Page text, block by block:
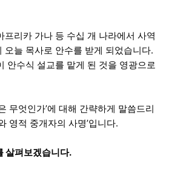
프리카 가나 등 수십 개 나라에서 사역
오늘 목사로 안수를 받게 되었습니다.
안수식 설교를 맡게 된 것을 영광으로
무엇인가’에 대해 간략하게 말씀드리
영적 중개자의 사명’입니다.
살펴보겠습니다.